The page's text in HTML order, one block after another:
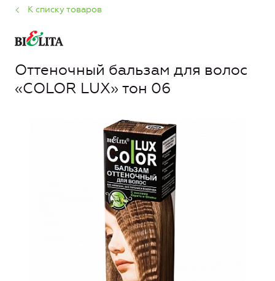
К списку товаров
Оттеночный бальзам для волос
«COLOR LUX» тон 06